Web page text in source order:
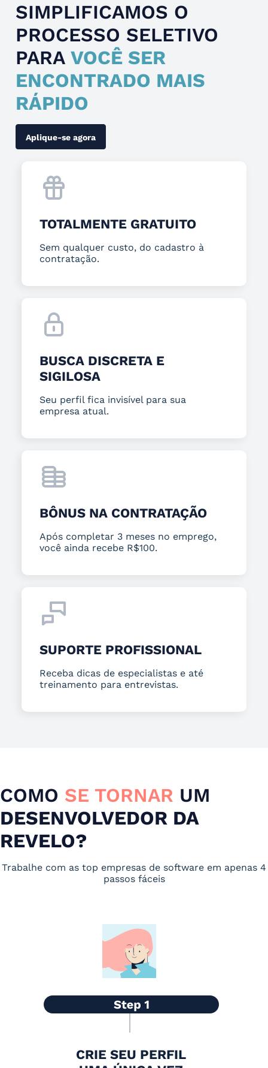
SIMPLIFICAMOS O
PROCESSO SELETIVO
PARA VOCÊ SER
ENCONTRADO MAIS
RÁPIDO
Aplique-se agora
TOTALMENTE GRATUITO
Sem qualquer custo, do cadastro à
contratação.
BUSCA DISCRETA E
SIGILOSA
Seu perfil fica invisível para sua
empresa atual.
BÔNUS NA CONTRATAÇÃO
Após completar 3 meses no emprego,
você ainda recebe R$100.
SUPORTE PROFISSIONAL
Receba dicas de especialistas e até
treinamento para entrevistas.
COMO SE TORNAR UM
DESENVOLVEDOR DA
REVELO?
Trabalhe com as top empresas de software em apenas 4
passos fáceis
CRIE SEU PERFIL